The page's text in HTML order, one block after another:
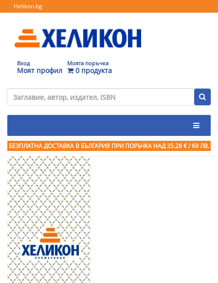
Helikon.bg
Вход
Моят профил
Моята поръчка
0 продукта
БЕЗПЛАТНА ДОСТАВКА В БЪЛГАРИЯ ПРИ ПОРЪЧКА НАД 35.28 € / 69 ЛВ.